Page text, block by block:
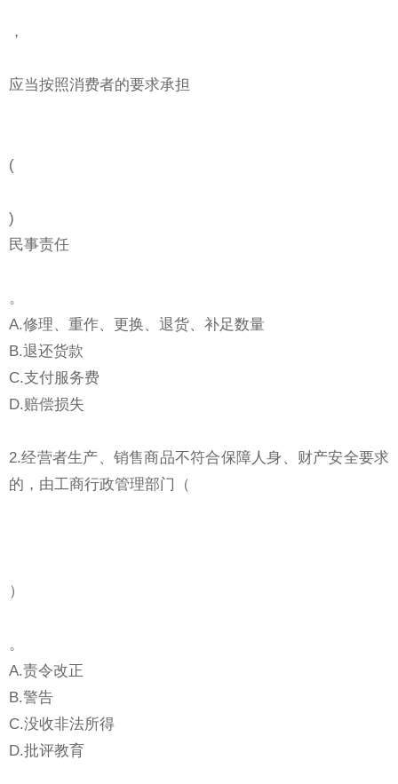
，
应当按照消费者的要求承担
(
)
民事责任
。
A.修理、重作、更换、退货、补足数量
B.退还货款
C.支付服务费
D.赔偿损失
2.经营者生产、销售商品不符合保障人身、财产安全要求
的，由工商行政管理部门（
）
。
A.责令改正
B.警告
C.没收非法所得
D.批评教育